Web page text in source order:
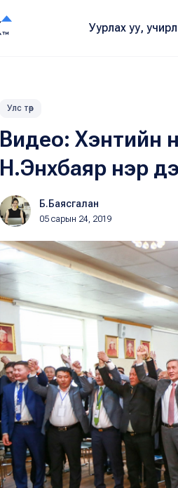
Уурлах уу,
Улс төр
Видео: Хэнтийн
Н.Энхбаяр нэр
Б.Баясгалан
05 сарын 24, 2019